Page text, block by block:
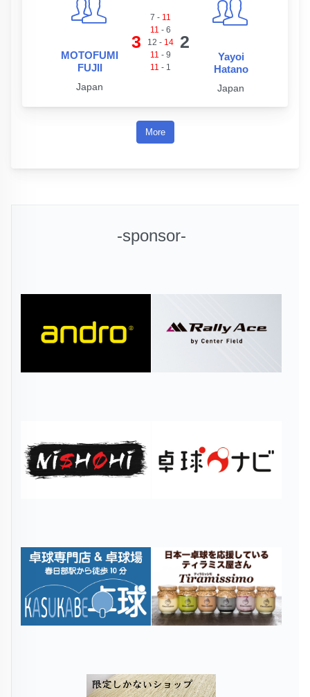
MOTOFUMI
FUJII
Japan
3
7 - 11
11 - 6
12 - 14
11 - 9
11 - 1
2
Yayoi
Hatano
Japan
More
-sponsor-